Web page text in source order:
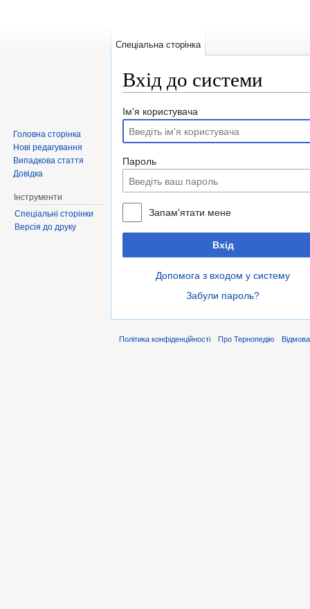
Вхід до системи
Ім'я користувача
Пароль
Запам'ятати мене
Вхід
Допомога з входом у систему
Забули пароль?
Спеціальна сторінка
Головна сторінка
Нові редагування
Випадкова стаття
Довідка
Інструменти
Спеціальні сторінки
Версія до друку
Політика конфіденційності Про Тернопедію Відмова